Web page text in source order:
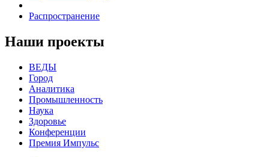
Распространение
Наши проекты
ВЕДЫ
Город
Аналитика
Промышленность
Наука
Здоровье
Конференции
Премия Импульс